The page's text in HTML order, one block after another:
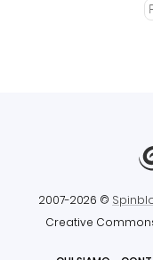
2007-2026 ©
Creative